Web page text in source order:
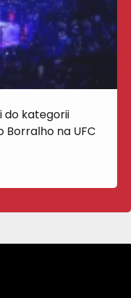
do kategorii
Borralho na UFC